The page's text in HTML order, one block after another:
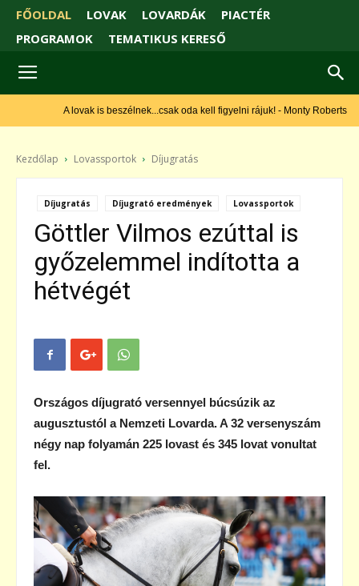
FŐOLDAL LOVAK LOVARDÁK
PIACTÉR
PROGRAMOK
TEMATIKUS KERESŐ
A lovak is beszélnek...csak oda kell figyelni rájuk! - Monty Roberts
Kezdőlap Lovassportok Díjugratás
Díjugratás Díjugrató eredmények Lovassportok
Göttler Vilmos ezúttal is
győzelemmel indította a
hétvégét
Országos díjugrató versennyel búcsúzik az
augusztustól a Nemzeti Lovarda. A 32 versenyszám
négy nap folyamán 225 lovast és 345 lovat vonultat
fel.